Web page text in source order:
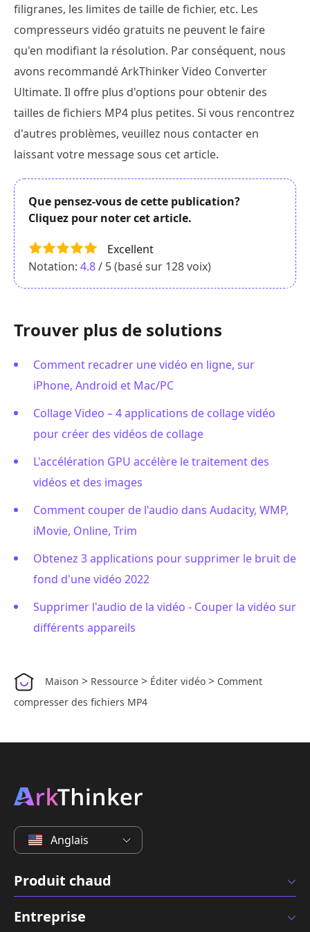
filigranes, les limites de taille de fichier, etc. Les
compresseurs vidéo gratuits ne peuvent le faire
qu'en modifiant la résolution. Par conséquent, nous
avons recommandé ArkThinker Video Converter
Ultimate. Il offre plus d'options pour obtenir des
tailles de fichiers MP4 plus petites. Si vous rencontrez
d'autres problèmes, veuillez nous contacter en
laissant votre message sous cet article.
Que pensez-vous de cette publication?
Cliquez pour noter cet article.
Excellent
Notation: 4.8/ 5 (basé sur 128voix)
Trouver plus de solutions
Comment recadrer une vidéo en ligne, sur
iPhone, Android et Mac/PC
Collage Video – 4 applications de collage vidéo
pour créer des vidéos de collage
L'accélération GPU accélère le traitement des
vidéos et des images
Comment couper de l'audio dans Audacity, WMP,
iMovie, Online, Trim
Obtenez 3 applications pour supprimer le bruit de
fond d'une vidéo 2022
Supprimer l'audio de la vidéo - Couper la vidéo sur
différents appareils
Maison > Ressource > Éditer vidéo > Comment
compresser des fichiers MP4
Anglais
Produit chaud
Entreprise